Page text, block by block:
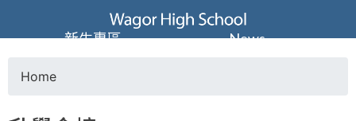
Jump to navigation
葳
格
高
Home
新生專區 News